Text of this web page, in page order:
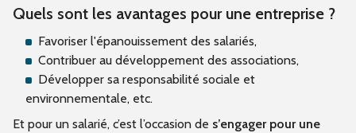
Quels sont les avantages pour une entreprise ?
Favoriser l'épanouissement des salariés,
Contribuer au développement des associations,
Développer sa responsabilité sociale et
environnementale, etc.
Et pour un salarié, c’est l’occasion de s’engager pour une